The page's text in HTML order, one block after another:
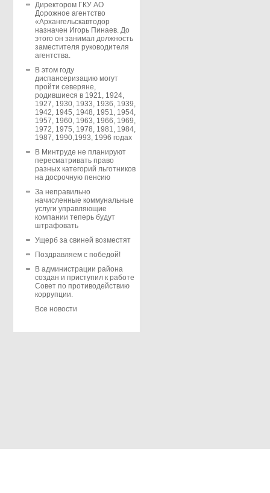
Директором ГКУ АО
Дорожное агентство
«Архангельскавтодор
назначен Игорь Пинаев. До
этого он занимал должность
заместителя руководителя
агентства.
В этом году
диспансеризацию могут
пройти северяне,
родившиеся в 1921, 1924,
1927, 1930, 1933, 1936, 1939,
1942, 1945, 1948, 1951, 1954,
1957, 1960, 1963, 1966, 1969,
1972, 1975, 1978, 1981, 1984,
1987, 1990,1993, 1996 годах
В Минтруде не планируют
пересматривать право
разных категорий льготников
на досрочную пенсию
За неправильно
начисленные коммунальные
услуги управляющие
компании теперь будут
штрафовать
Ущерб за свиней возместят
Поздравляем с победой!
В администрации района
создан и приступил к работе
Совет по противодействию
коррупции.
Все новости